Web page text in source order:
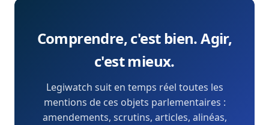
Comprendre, c'est bien. Agir,
c'est mieux.
Legiwatch suit en temps réel toutes les
mentions de ces objets parlementaires :
amendements, scrutins, articles, alinéas,